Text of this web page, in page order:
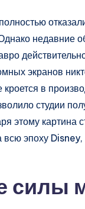
недавние
экранов
в
студии
этому
эпоху
силы